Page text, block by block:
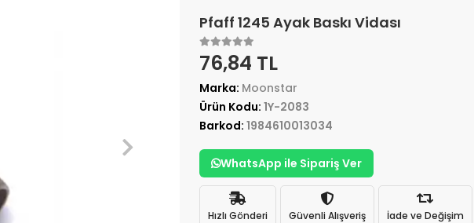
Pfaff 1245 Ayak Baskı Vidası
76,84 TL
Marka: Moonstar
Ürün Kodu: 1Y-2083
Barkod: 1984610013034
WhatsApp ile Sipariş Ver
Hızlı Gönderi Güvenli Alışveriş İade ve Değişim